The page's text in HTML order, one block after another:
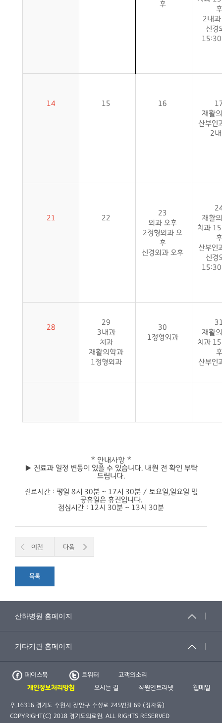
후
후
2내과
신경
15:30
14 15 16
재활
산부인
2
21 22
23
외과 오후
2정형외과 오
후
신경외과 오후
재활
치과
후
산부인
신경
15:30
28
29
3내과
치과
재활의학과
1정형외과
30
1정형외과
재활
치과
후
산부인
* 안내사항 *
▶ 진료과 일정 변동이 있을 수 있습니다. 내원 전 확인 부탁
드립니다.
진료시간 : 평일 8시 30분 ~ 17시 30분 / 토요일,일요일 및
공휴일은 휴진입니다.
점심시간 : 12시 30분 ~ 13시 30분
이전 다음
목록
페이스북 트위터
고객의소리
개인정보처리방침
오시는 길 직원인트라넷 웹메일
우.16316 경기도 수원시 장안구 수성로 245번길 69 (정자동)
COPYRIGHT(C) 2018 경기도의료원. ALL RIGHTS RESERVED